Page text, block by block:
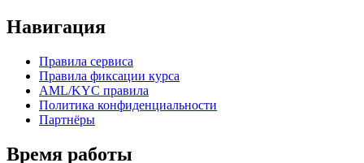
Навигация
Правила сервиса
Правила фиксации курса
AML/KYC правила
Политика конфиденциальности
Партнёры
Время работы